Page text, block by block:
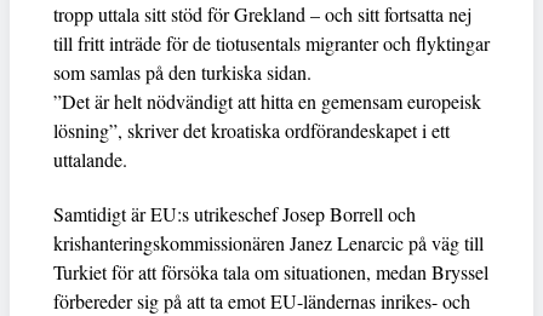
tropp uttala sitt stöd för Grekland – och sitt fortsatta nej
till fritt inträde för de tiotusentals migranter och flyktingar
som samlas på den turkiska sidan.
”Det är helt nödvändigt att hitta en gemensam europeisk
lösning”, skriver det kroatiska ordförandeskapet i ett
uttalande.
Samtidigt är EU:s utrikeschef Josep Borrell och
krishanteringskommissionären Janez Lenarcic på väg till
Turkiet för att försöka tala om situationen, medan Bryssel
förbereder sig på att ta emot EU-ländernas inrikes- och